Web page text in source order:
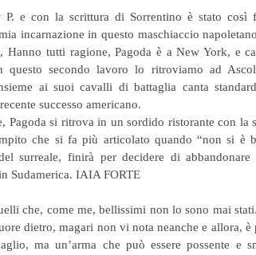
P. e con la scrittura di Sorrentino è stato così
incarnazione in questo maschiaccio
Hanno tutti ragione, Pagoda è a New York, e
questo secondo lavoro lo ritroviamo ad
ai suoi cavalli di battaglia canta
successo americano.
Pagoda si ritrova in un sordido ristorante con la
che si fa più articolato quando “non si è
surreale, finirà per decidere di
Sudamerica. IAIA FORTE
che, come me, bellissimi non lo sono mai
dietro, magari non vi nota neanche e allora, è
ma un’arma che può essere possente e